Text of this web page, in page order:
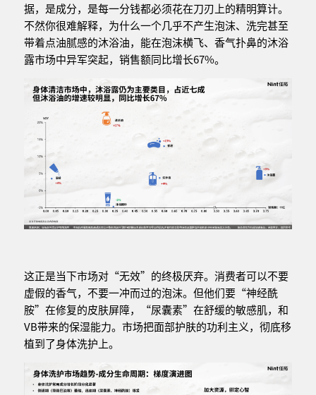
据，是成分，是每一分钱都必须花在刀刃上的精明算计。
不然你很难解释，为什么一个几乎不产生泡沫、洗完甚至
带着点油腻感的沐浴油，能在泡沫横飞、香气扑鼻的沐浴
露市场中异军突起，销售额同比增长67%。
这正是当下市场对“无效”的终极厌弃。消费者可以不要
虚假的香气，不要一冲而过的泡沫。但他们要“神经酰
胺”在修复的皮肤屏障，“尿囊素”在舒缓的敏感肌，和
VB带来的保湿能力。市场把面部护肤的功利主义，彻底移
植到了身体洗护上。